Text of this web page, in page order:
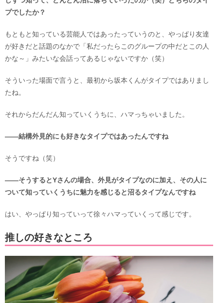
プでしたか？
もともと知っている芸能人ではあったっていうのと、やっぱり友達
が好きだと話題のなかで「私だったらこのグループの中だとこの人
かな～」みたいな会話ってあるじゃないですか（笑）
そういった場面で言うと、最初から坂本くんがタイプではありまし
たね。
それからだんだん知っていくうちに、ハマっちゃいました。
――結構外見的にも好きなタイプではあったんですね
そうですね（笑）
――そうするとYさんの場合、外見がタイプなのに加え、その人に
ついて知っていくうちに魅力を感じると沼るタイプなんですね
はい、やっぱり知っていって徐々ハマっていくって感じです。
推しの好きなところ